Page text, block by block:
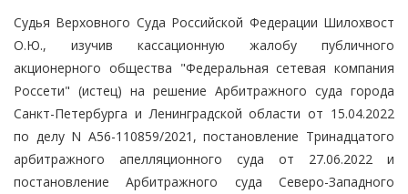
Судья Верховного Суда Российской Федерации Шилохвост
О.Ю., изучив кассационную жалобу публичного
акционерного общества "Федеральная сетевая компания
Россети" (истец) на решение Арбитражного суда города
Санкт-Петербурга и Ленинградской области от 15.04.2022
по делу N А56-110859/2021, постановление Тринадцатого
арбитражного апелляционного суда от 27.06.2022 и
постановление Арбитражного суда Северо-Западного